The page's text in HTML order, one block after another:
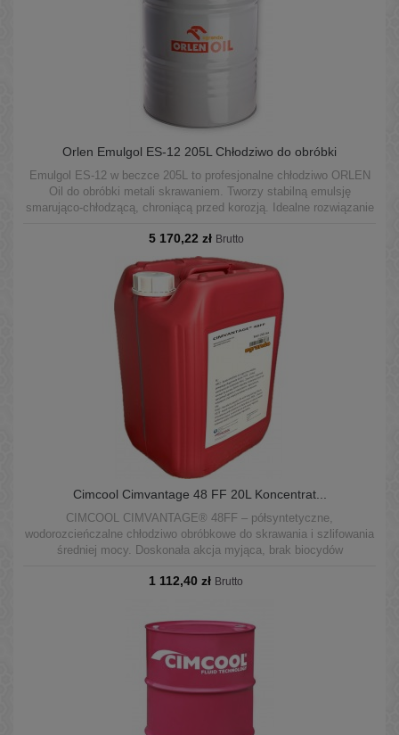
Orlen Emulgol ES-12 205L Chłodziwo do obróbki
Emulgol ES-12 w beczce 205L to profesjonalne chłodziwo ORLEN
Oil do obróbki metali skrawaniem. Tworzy stabilną emulsję
smarująco-chłodzącą, chroniącą przed korozją. Idealne rozwiązanie
legalnej dystrybucji ORLEN – świeży, bezpiecznie transportowany i
przechowywany.
5 170,22 zł Brutto
Cimcool Cimvantage 48 FF 20L Koncentrat...
CIMCOOL CIMVANTAGE® 48FF – półsyntetyczne,
wodorozcieńczalne chłodziwo obróbkowe do skrawania i szlifowania
średniej mocy. Doskonała akcja myjąca, brak biocydów
1 112,40 zł Brutto